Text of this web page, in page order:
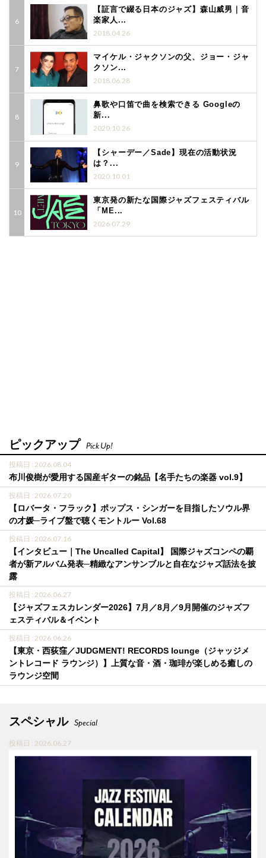
【証言で綴る日本のジャズ】森山威男｜音
楽家人...
2018.04.26
マイケル・ジャクソンの父、ジョー・ジャ
クソン...
2018.06.28
鼻歌や口笛で曲を検索できる Googleの
新...
2020.10.26
【シャーデー／Sade】現在の活動状況
は？...
2020.10.01
東京発の新たな国際ジャズフェスティバル
「ME...
2026.07.29
ピックアップ Pick Up!
投稿日 : 2026.08.04
布川俊樹が愛用する国産ギターの銘品【名手たちの楽器 vol.9】
投稿日 : 2026.07.20
【ロバータ・フラック】ポップス・シンガーを目指したソウル界
の才媛─ライブ盤で聴くモントルー Vol.68
投稿日 : 2026.07.16
【インタビュー｜The Uncalled Capital】 国際ジャズコンペの覇
者が新アルバム発表─精緻なアンサンブルと自在なジャズ話法を披
露
投稿日 : 2026.06.27
【ジャズフェスカレンダー2026】7月／8月／9月開催のジャズフ
ェスティバル＆イベント
投稿日 : 2026.06.26
【東京・西荻窪／JUDGMENT! RECORDS lounge（ジャッジメ
ントレコード ラウンジ）】上質な音・酒・珈琲が楽しめる癒しの
ラウンジ空間
スペシャル Special
投稿日 : 2026.06.27